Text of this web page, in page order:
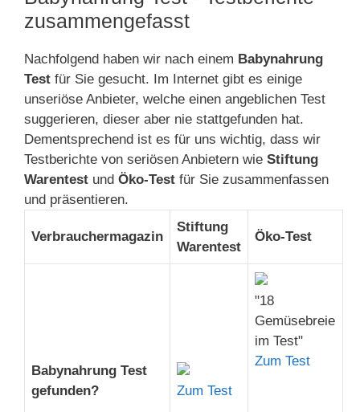
zusammengefasst
Nachfolgend haben wir nach einem Babynahrung
Test für Sie gesucht. Im Internet gibt es einige
unseriöse Anbieter, welche einen angeblichen Test
suggerieren, dieser aber nie stattgefunden hat.
Dementsprechend ist es für uns wichtig, dass wir
Testberichte von seriösen Anbietern wie Stiftung
Warentest und Öko-Test für Sie zusammenfassen
und präsentieren.
Verbrauchermagazin
Stiftung
Warentest
Öko-Test
Babynahrung Test
gefunden?
Zum Test
"18
Gemüsebreie
im Test"
Zum Test